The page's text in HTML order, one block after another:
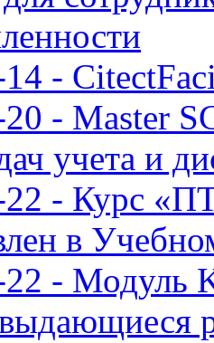
-
- Master
учета и
- Курс
в
- Модуль